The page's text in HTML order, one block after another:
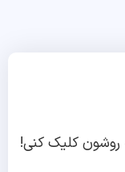
روشون کلیک کنی!